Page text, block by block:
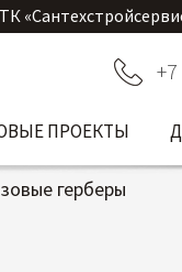
ПРОЕКТЫ
герберы